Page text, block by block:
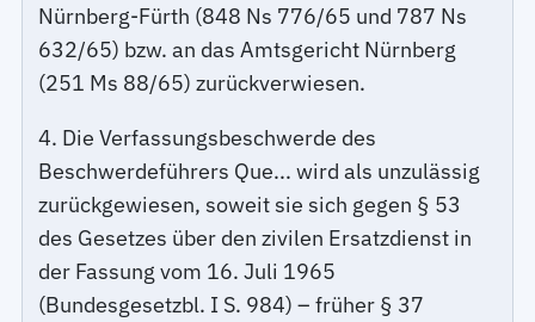
Nürnberg-Fürth (848 Ns 776/65 und 787 Ns
632/65) bzw. an das Amtsgericht Nürnberg
(251 Ms 88/65) zurückverwiesen.
4. Die Verfassungsbeschwerde des
Beschwerdeführers Que... wird als unzulässig
zurückgewiesen, soweit sie sich gegen § 53
des Gesetzes über den zivilen Ersatzdienst in
der Fassung vom 16. Juli 1965
(Bundesgesetzbl. I S. 984) – früher § 37